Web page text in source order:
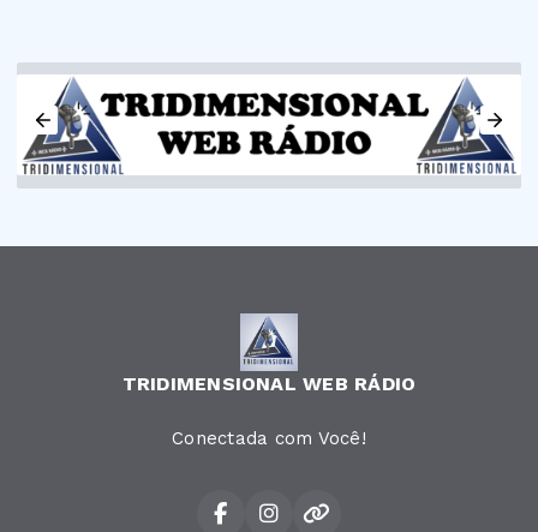
TRIDIMENSIONAL WEB RÁDIO
Conectada com Você!